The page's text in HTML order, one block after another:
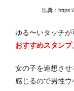
出典：
ゆる〜いタッチが
おすすめスタンプ
女の子を連想さ
感じるので男性ウ